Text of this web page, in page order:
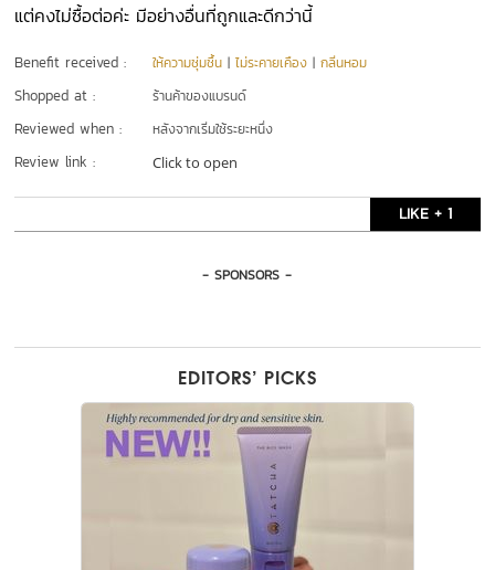
แต่คงไม่ซื้อต่อค่ะ มีอย่างอื่นที่ถูกและดีกว่านี้
Benefit received : ให้ความชุ่มชื้น |ไม่ระคายเคือง |กลิ่นหอม
Shopped at : ร้านค้าของแบรนด์
Reviewed when : หลังจากเริ่มใช้ระยะหนึ่ง
Review link : Click to open
LIKE + 1
- SPONSORS -
EDITORS’ PICKS